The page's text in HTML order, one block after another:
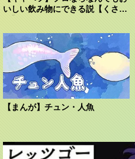
いしい飲み物にできる説【くさ
や】
【まんが】チュン・人魚